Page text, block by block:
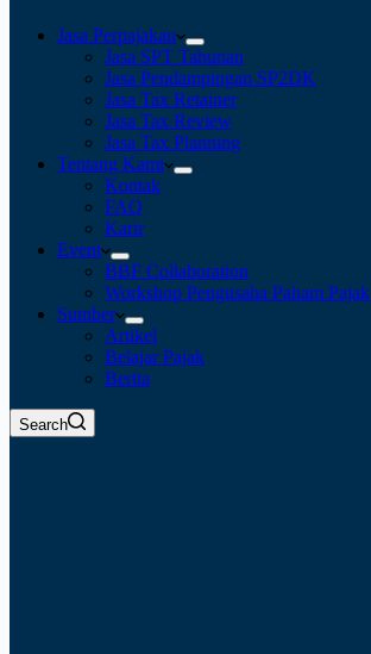
Jasa Perpajakan
Jasa SPT Tahunan
Jasa Pendampingan SP2DK
Jasa Tax Retainer
Jasa Tax Review
Jasa Tax Planning
Tentang Kami
Kontak
FAQ
Karir
Event
BBF Collaboration
Workshop Pengusaha Paham Pajak
Sumber
Artikel
Belajar Pajak
Berita
Search